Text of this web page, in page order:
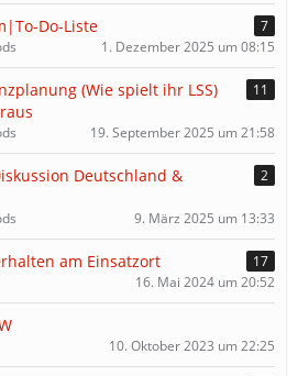
Do-Liste
7
1. Dezember 2025 um 08:15
(Wie spielt ihr LSS)
11
19. September 2025 um 21:58
Deutschland &
2
9. März 2025 um 13:33
am Einsatzort
17
16. Mai 2024 um 20:52
10. Oktober 2023 um 22:25